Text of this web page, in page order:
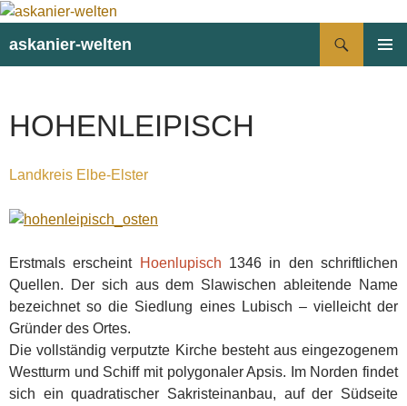
askanier-welten
HOHENLEIPISCH
Landkreis Elbe-Elster
Erstmals erscheint Hoenlupisch 1346 in den schriftlichen
Quellen. Der sich aus dem Slawischen ableitende Name
bezeichnet so die Siedlung eines Lubisch – vielleicht der
Gründer des Ortes.
Die vollständig verputzte Kirche besteht aus eingezogenem
Westturm und Schiff mit polygonaler Apsis. Im Norden findet
sich ein quadratischer Sakristeinanbau, auf der Südseite